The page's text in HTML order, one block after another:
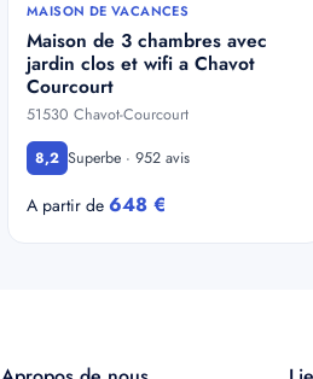
MAISON DE VACANCES
Maison de 3 chambres avec
jardin clos et wifi a Chavot
Courcourt
51530 Chavot-Courcourt
8,2 Superbe · 952 avis
A partir de 648 €